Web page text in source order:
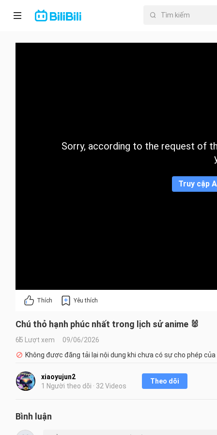
Trang chủ
Sorry, according to the request of
Truy cập
Thích Yêu thích
Chú thỏ hạnh phúc nhất trong lịch sử anime 🐰
65 Lượt xem
09/06/2026
Không được đăng tải lại nội dung khi chưa có sự cho phép
xiaoyujun2
1 Người theo dõi · 32 Videos
Theo dõi
Bình luận